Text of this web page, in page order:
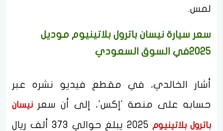
لمس.
سعر سيارة نيسان باترول بلاتينيوم موديل
2025في السوق السعودي
أشار الخالدي، في مقطع فيديو نشره عبر
حسابه على منصة 'إكس'، إلى أن سعر نيسان
باترول بلاتينيوم 2025 يبلغ حوالي 373 ألف ريال